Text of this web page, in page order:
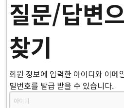
질문/답변
찾기
회원 정보에 입력한 아이디와 이메
밀번호를 발급 받을 수 있습니다.